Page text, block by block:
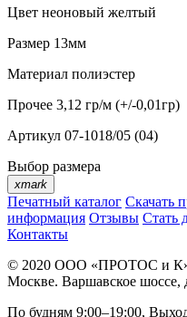
Цвет неоновый желтый
Размер 13мм
Материал полиэстер
Прочее 3,12 гр/м (+/-0,01гр)
Артикул 07-1018/05 (04)
Выбор размера
xmark
Печатный каталог Скачать
информация Отзывы Стать
Контакты
© 2020 ООО «ПРОТОС и
Москве. Варшавское шоссе,
По будням 9:00–19:00,